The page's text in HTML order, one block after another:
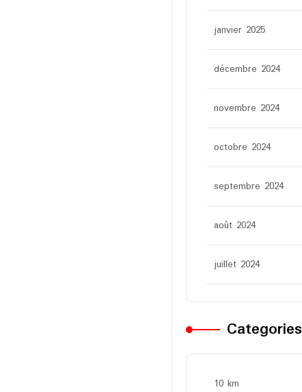
janvier 2025
décembre 2024
novembre 2024
octobre 2024
septembre 2024
août 2024
juillet 2024
Categories
10 km